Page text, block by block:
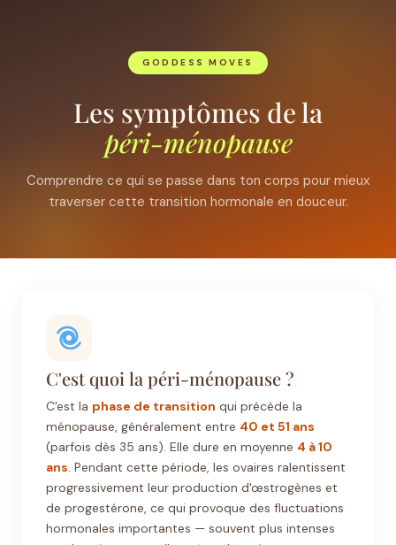
GODDESS MOVES
Les symptômes de la
péri-ménopause
Comprendre ce qui se passe dans ton corps pour mieux
traverser cette transition hormonale en douceur.
C'est quoi la péri-ménopause ?
C'est la phase de transition qui précède la
ménopause, généralement entre 40 et 51 ans
(parfois dès 35 ans). Elle dure en moyenne 4 à 10
ans. Pendant cette période, les ovaires ralentissent
progressivement leur production d'œstrogènes et
de progestérone, ce qui provoque des fluctuations
hormonales importantes — souvent plus intenses